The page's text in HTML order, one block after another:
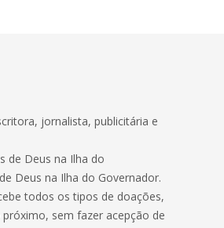
jornalista, publicitária e
de Deus na Ilha do
Deus na Ilha do Governador.
todos os tipos de doações,
sem fazer acepção de